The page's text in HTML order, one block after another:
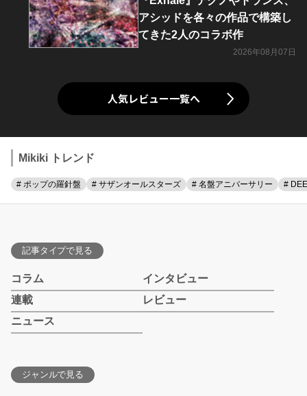
アシッドを各々の作品で構築し
てきた2人のコラボ作
2026年08月07日
人気レビュー一覧へ
Mikiki トレンド
# ポップの羅針盤 # サザンオールスターズ # 名盤アニバーサリー #
記事タイプで見る
コラム
インタビュー
連載
レビュー
ニュース
ジャンルで見る